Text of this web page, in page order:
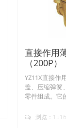
直接作用
（200P）
YZ11X直接作
盖、压缩弹簧
零件组成。它
浏览：1516